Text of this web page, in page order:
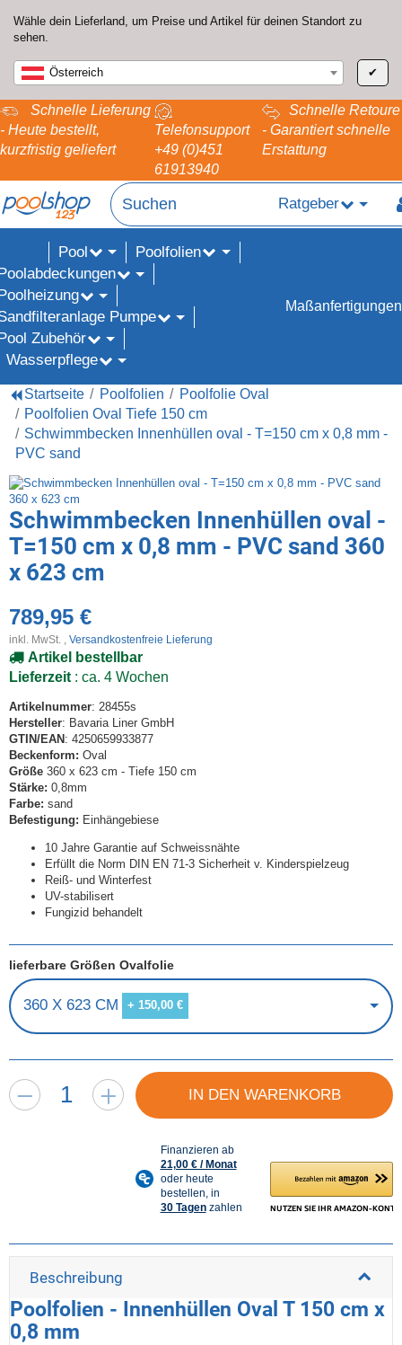
Wähle dein Lieferland, um Preise und Artikel für deinen Standort zu
sehen.
Österreich ✔
Schnelle Lieferung
- Heute bestellt,
kurzfristig geliefert
Telefonsupport
+49 (0)451
61913940
Schnelle Retoure
- Garantiert schnelle
Erstattung
Ratgeber
Pool
Poolfolien
Pumpe
Zubehör
Wasserpflege
Maßanfertigungen
Startseite Poolfolien
Poolfolie Oval
Poolfolien Oval Tiefe 150 cm
Schwimmbecken Innenhüllen oval - T=150 cm x 0,8 mm -
PVC sand
Schwimmbecken Innenhüllen oval -
T=150 cm x 0,8 mm - PVC sand 360
x 623 cm
789,95 €
inkl. MwSt. , Versandkostenfreie Lieferung
Artikel bestellbar
Lieferzeit : ca. 4 Wochen
Artikelnummer: 28455s
Hersteller: Bavaria Liner GmbH
GTIN/EAN : 4250659933877
Beckenform: Oval
Größe 360 x 623 cm - Tiefe 150 cm
Stärke: 0,8mm
Farbe: sand
Befestigung: Einhängebiese
10 Jahre Garantie auf Schweissnähte
Erfüllt die Norm DIN EN 71-3 Sicherheit v. Kinderspielzeug
Reiß- und Winterfest
UV-stabilisert
Fungizid behandelt
lieferbare Größen Ovalfolie
360 X 623 CM + 150,00 €
IN DEN WARENKORB
Beschreibung
Poolfolien - Innenhüllen Oval T 150 cm x
0,8 mm